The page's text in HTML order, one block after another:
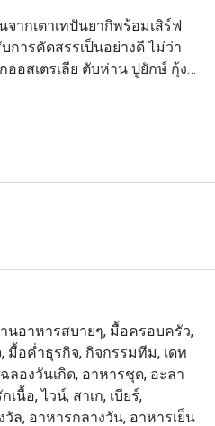
ากเตาเทปันยากิพร้อมเสิร์ฟ
การคัดสรรเป็นอย่างดี ไม่ว่า
ออสเตรเลีย ตับห่าน ปูยักษ์ กุ้ง
ในบรรยากาศสบายๆ ตกแต่ง
ถนั่งผ่อนคลาย พร้อมจิบสาเก
นอาหารสบายๆ, มื้อครอบครัว,
มื้อค่ำธุรกิจ, กิจกรรมทีม, เดท
ลองวันเกิด, อาหารชุด, อะลา
นื้อ, ไวน์, สาเก, เบียร์,
ล, อาหารกลางวัน, อาหารเย็น